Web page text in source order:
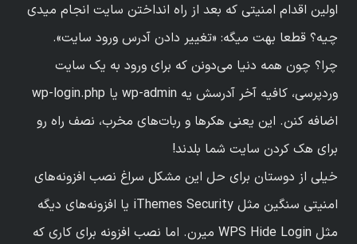
اولین اقدام امنیتی که بعد از راه انداختن سایت انجام میدی
چیه؟ قطعا بهت میگه: «تغییر دادن آدرس ورود سایت».
چرا؟ چون همه دنیا می‌دونن که برای ورود به یک سایت
وردپرسی، کافیه آخر آدرسش یه wp-admin یا wp-login.php
اضافه کنن. این یعنی هکرها و ربات‌های مخرب، نصف راه رو
برای هک کردن سایت شما بلدند!
خیلی از دوستان برای حل این مشکل سراغ نصب افزونه‌های
امنیتی سنگین مثل iThemes Security یا افزونه‌های دیگه
مثل WPS Hide Login میرن. اما نصب افزونه برای کاری که